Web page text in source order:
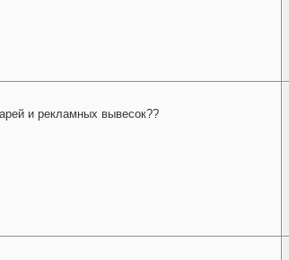
и рекламных вывесок??